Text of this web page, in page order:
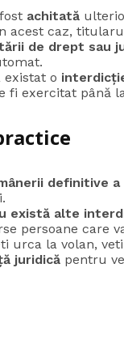
achitată
acest caz,
de drept sau
o
fi exercitat până
definitive
există alte
persoane care
urca la volan,
juridică pentru